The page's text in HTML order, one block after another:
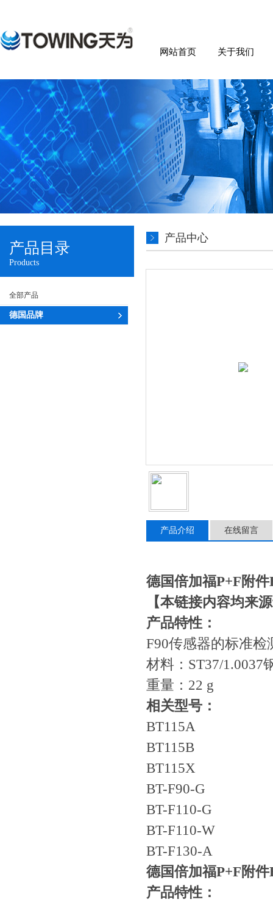
网站首页 关于我们
产品目录
Products
全部产品
德国品牌
产品中心
产品介绍 在线留言
德国倍加福P+F附件
【本链接内容均来
产品特性：
F90传感器的标准
材料：ST37/1.0037
重量：22 g
相关型号：
BT115A
BT115B
BT115X
BT-F90-G
BT-F110-G
BT-F110-W
BT-F130-A
德国倍加福P+F附件
产品特性：